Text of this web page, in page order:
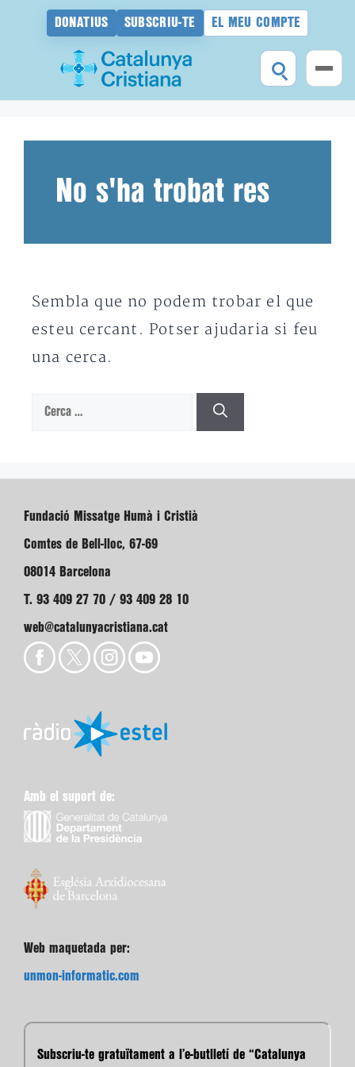
DONATIUS SUBSCRIU-TE EL MEU COMPTE
No s'ha trobat res
Sembla que no podem trobar el que
esteu cercant. Potser ajudaria si feu
una cerca.
Cerca:
Fundació Missatge Humà i Cristià
Comtes de Bell-lloc, 67-69
08014 Barcelona
T. 93 409 27 70 / 93 409 28 10
web@catalunyacristiana.cat
Amb el suport de:
Web maquetada per:
unmon-informatic.com
Subscriu-te gratuïtament a l’e-butlletí de “Catalunya